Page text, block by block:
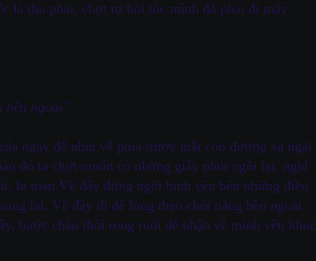
lá thu phai, chợt tự hỏi tóc mình đã phai đi mấy
bên ngoài"
ngày để nhìn về phía trước mắt con đường xa ngái
đó ta chợt muốn có những giây phút ngồi lại, nghỉ
lo toan.Về đây đứng ngồi bình yên bên những điều
lại. Về đây đi để lòng theo chút nắng bên ngoài
bước chân thôi rong ruổi để nhận về mình yên khúc